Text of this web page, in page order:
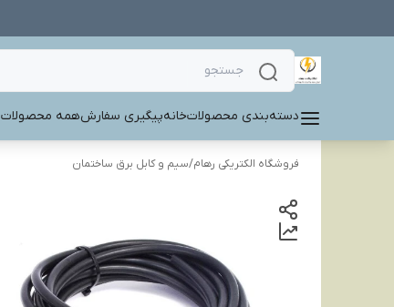
دسته‌بندی محصولاتخانهپیگیری سفارشهمه محصولات
فروشگاه الکتریکی رهام/سیم و کابل برق ساختمان